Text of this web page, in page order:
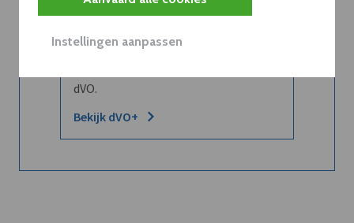
Instellingen aanpassen
leren kennen maar dat men u ook
Word dVO Member voor €72/mnd en
dVO.
Bekijk dVO+